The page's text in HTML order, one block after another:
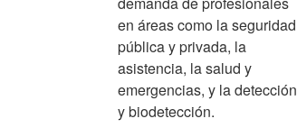
en áreas como la seguridad
pública y privada, la
asistencia, la salud y
emergencias, y la detección
y biodetección.